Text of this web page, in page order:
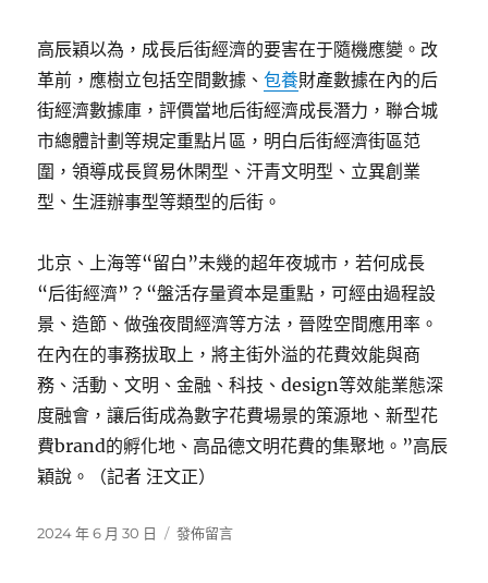
高辰穎以為，成長后街經濟的要害在于隨機應變。改
革前，應樹立包括空間數據、包養財產數據在內的后
街經濟數據庫，評價當地后街經濟成長潛力，聯合城
市總體計劃等規定重點片區，明白后街經濟街區范
圍，領導成長貿易休閑型、汗青文明型、立異創業
型、生涯辦事型等類型的后街。
北京、上海等“留白”未幾的超年夜城市，若何成長
“后街經濟”？“盤活存量資本是重點，可經由過程設
景、造節、做強夜間經濟等方法，晉陞空間應用率。
在內在的事務拔取上，將主街外溢的花費效能與商
務、活動、文明、金融、科技、design等效能業態深
度融會，讓后街成為數字花費場景的策源地、新型花
費brand的孵化地、高品德文明花費的集聚地。”高辰
穎說。（記者 汪文正）
發
2024 年 6 月 30 日
在
發佈留言